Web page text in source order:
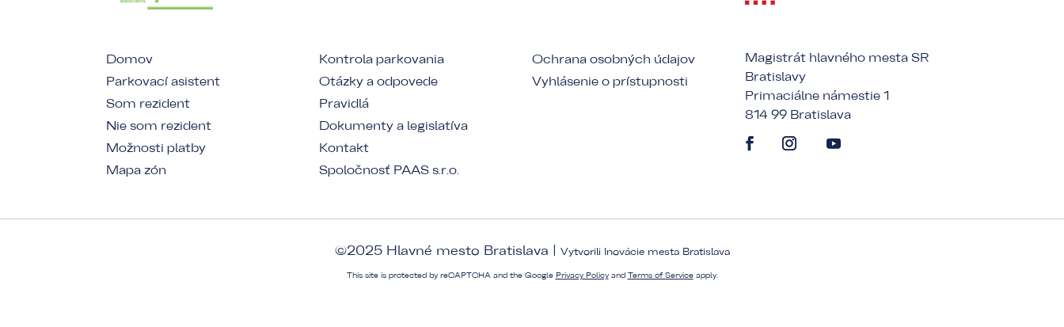
Domov
Parkovací asistent
Som rezident
Nie som rezident
Možnosti platby
Mapa zón
Kontrola parkovania
Otázky a odpovede
Pravidlá
Dokumenty a legislatíva
Kontakt
Spoločnosť PAAS s.r.o.
Ochrana osobných údajov
Vyhlásenie o prístupnosti
Magistrát hlavného mesta SR
Bratislavy
Primaciálne námestie 1
814 99 Bratislava
©2025 Hlavné mesto Bratislava | Vytvorili Inovácie mesta Bratislava
This site is protected by reCAPTCHA and the Google Privacy Policyand Terms of Serviceapply.